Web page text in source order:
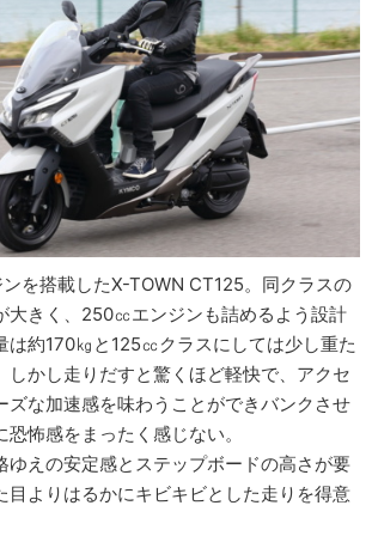
を搭載したX-TOWN CT125。同クラスの
大きく、250㏄エンジンも詰めるよう設計
は約170㎏と125㏄クラスにしては少し重た
しかし走りだすと驚くほど軽快で、アクセ
ズな加速感を味わうことができバンクさせ
怖感をまったく感じない。
ゆえの安定感とステップボードの高さが要
目よりはるかにキビキビとした走りを得意